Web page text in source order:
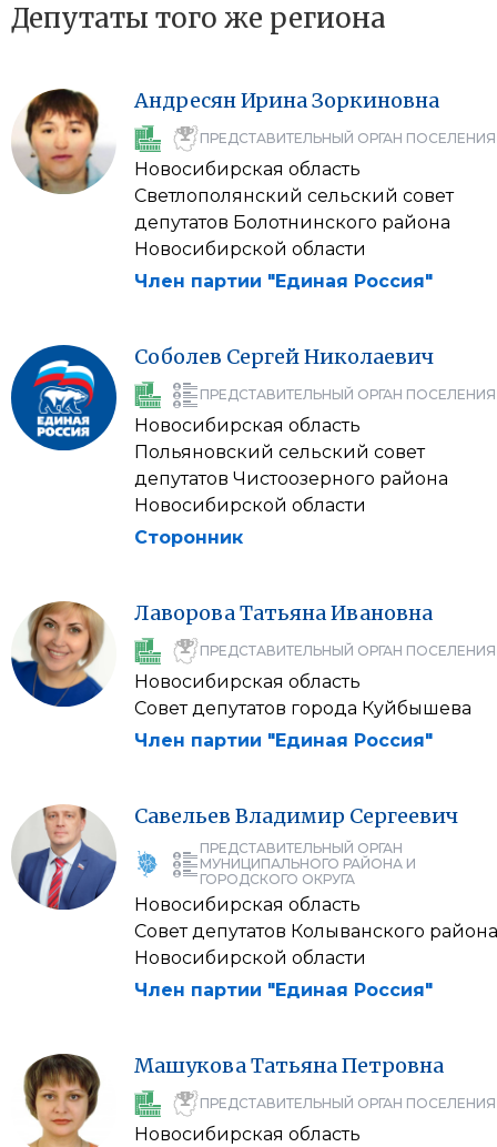
Депутаты того же региона
АндресянИринаЗоркиновна
ПРЕДСТАВИТЕЛЬНЫЙ ОРГАН ПОСЕЛЕНИЯ
Новосибирская область
Светлополянский сельский совет
депутатов Болотнинского района
Новосибирской области
Член партии "Единая Россия"
Соболев СергейНиколаевич
ПРЕДСТАВИТЕЛЬНЫЙ ОРГАН ПОСЕЛЕНИЯ
Новосибирская область
Польяновский сельский совет
депутатов Чистоозерного района
Новосибирской области
Сторонник
ЛавороваТатьянаИвановна
ПРЕДСТАВИТЕЛЬНЫЙ ОРГАН ПОСЕЛЕНИЯ
Новосибирская область
Совет депутатов города Куйбышева
Член партии "Единая Россия"
Савельев Владимир Сергеевич
ПРЕДСТАВИТЕЛЬНЫЙ ОРГАН
МУНИЦИПАЛЬНОГО РАЙОНА И
ГОРОДСКОГО ОКРУГА
Новосибирская область
Совет депутатов Колыванского района
Новосибирской области
Член партии "Единая Россия"
МашуковаТатьянаПетровна
ПРЕДСТАВИТЕЛЬНЫЙ ОРГАН ПОСЕЛЕНИЯ
Новосибирская область